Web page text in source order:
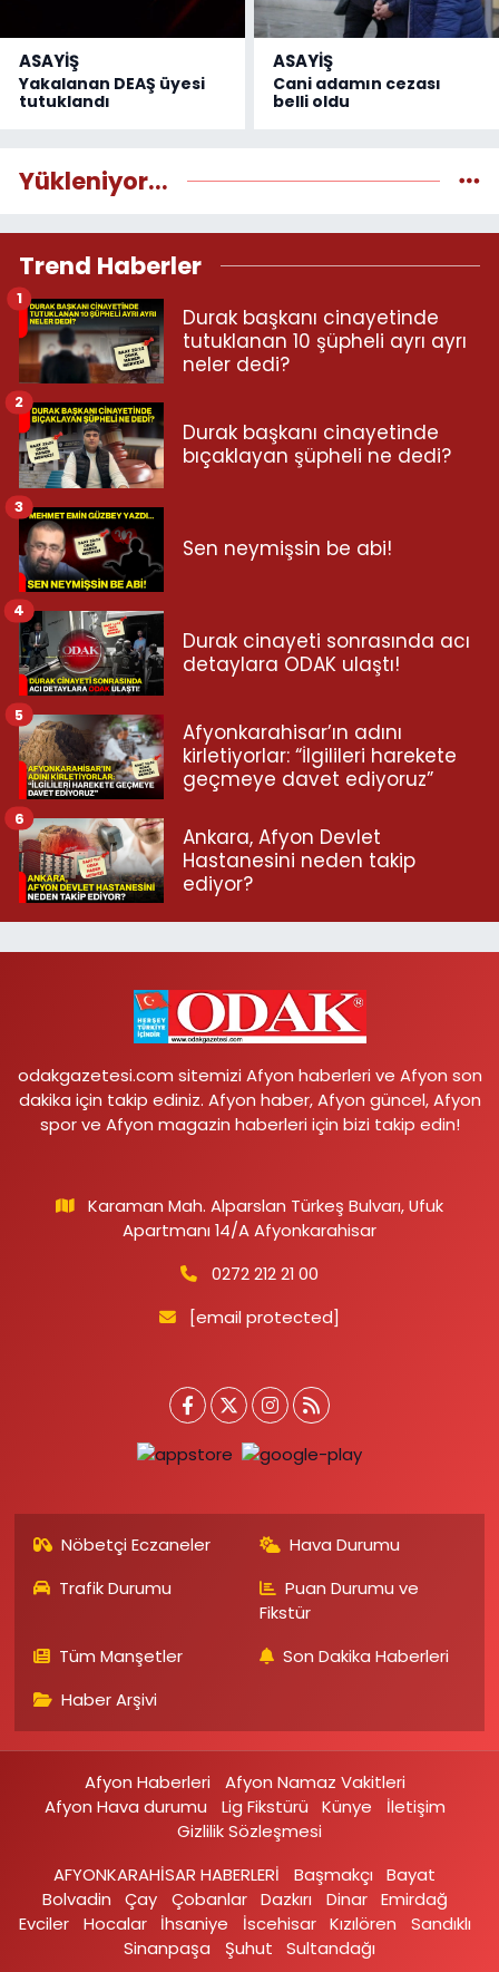
ASAYİŞ
Yakalanan DEAŞ üyesi
tutuklandı
ASAYİŞ
Cani adamın cezası
belli oldu
Yükleniyor...
Trend Haberler
Durak başkanı cinayetinde
tutuklanan 10 şüpheli ayrı ayrı
neler dedi?
1
Durak başkanı cinayetinde
bıçaklayan şüpheli ne dedi?
2
Sen neymişsin be abi!
3
Durak cinayeti sonrasında acı
detaylara ODAK ulaştı!
4
Afyonkarahisar’ın adını
kirletiyorlar: “İlgilileri harekete
geçmeye davet ediyoruz”
5
Ankara, Afyon Devlet
Hastanesini neden takip
ediyor?
6
odakgazetesi.com sitemizi Afyon haberleri ve Afyon son
dakika için takip ediniz. Afyon haber, Afyon güncel, Afyon
spor ve Afyon magazin haberleri için bizi takip edin!
Karaman Mah. Alparslan Türkeş Bulvarı, Ufuk
Apartmanı 14/A Afyonkarahisar
0272 212 21 00
[email protected]
Nöbetçi Eczaneler
Hava Durumu
Trafik Durumu
Puan Durumu ve
Fikstür
Tüm Manşetler
Son Dakika Haberleri
Haber Arşivi
Afyon Haberleri
Afyon Namaz Vakitleri
Afyon Hava durumu
Lig Fikstürü Künye
İletişim
Gizlilik Sözleşmesi
AFYONKARAHİSAR HABERLERİ
Başmakçı
Bayat
Bolvadin
Çay Çobanlar Dazkırı Dinar Emirdağ‎
Evciler‎
Hocalar İhsaniye‎ İscehisar Kızılören‎
Sandıklı‎
Sinanpaşa
Şuhut Sultandağı